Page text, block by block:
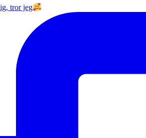
tror jeg